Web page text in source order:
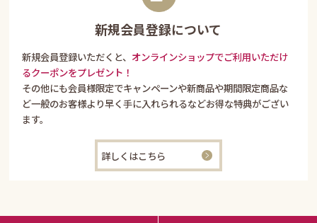
新規会員登録について
新規会員登録いただくと、 オンラインショップでご利用いただけ
るクーポンをプレゼント！
その他にも会員様限定でキャンペーンや新商品や期間限定商品な
ど一般のお客様より早く手に入れられるなどお得な特典がござい
ます。
詳しくはこちら